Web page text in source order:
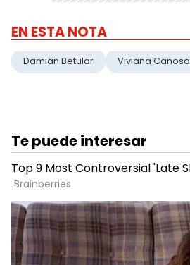
EN ESTA NOTA
Damián Betular Viviana Canosa